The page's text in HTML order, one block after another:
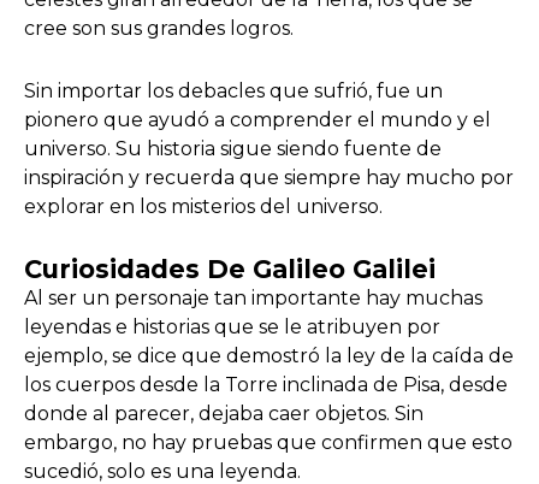
cree son sus grandes logros.
Sin importar los debacles que sufrió, fue un
pionero que ayudó a comprender el mundo y el
universo. Su historia sigue siendo fuente de
inspiración y recuerda que siempre hay mucho por
explorar en los misterios del universo.
Curiosidades De Galileo Galilei
Al ser un personaje tan importante hay muchas
leyendas e historias que se le atribuyen por
ejemplo, se dice que demostró la ley de la caída de
los cuerpos desde la Torre inclinada de Pisa, desde
donde al parecer, dejaba caer objetos. Sin
embargo, no hay pruebas que confirmen que esto
sucedió, solo es una leyenda.